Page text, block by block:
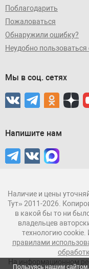
Поблагодарить
Пожаловаться
Обнаружили ошибку?
Неудобно пользоваться
Мы в соц. сетях
Напишите нам
Наличие и цены
Тут» 2011-2026.
в какой бы то ни
владельцев
технологию cookie.
правилами
На информационном
Пользуясь нашим